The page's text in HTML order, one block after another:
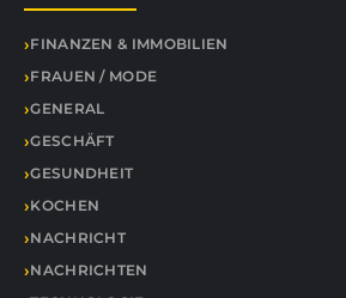
FINANZEN & IMMOBILIEN
FRAUEN / MODE
GENERAL
GESCHÄFT
GESUNDHEIT
KOCHEN
NACHRICHT
NACHRICHTEN